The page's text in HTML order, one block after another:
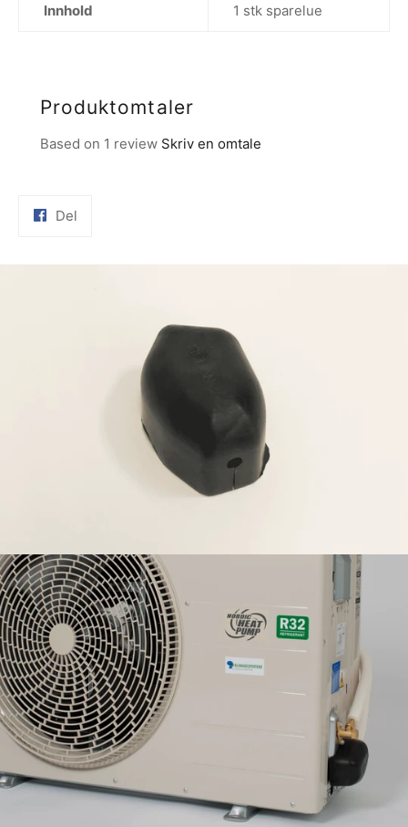
Innhold 1 stk sparelue
Produktomtaler
Based on 1 review Skriv en omtale
Del